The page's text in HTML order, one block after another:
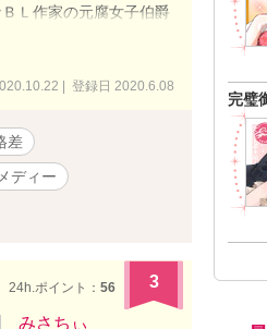
Ｌ作家の元腐女子伯爵
語。 【本編完結】追加
編を連載中です。（33
話が巻き戻っておりま
すいかと思います。宜
も掲載しております。
| 登録日 2020.6.08
差
ディー
24h.ポイント： 56 3
みさちぃ
完璧